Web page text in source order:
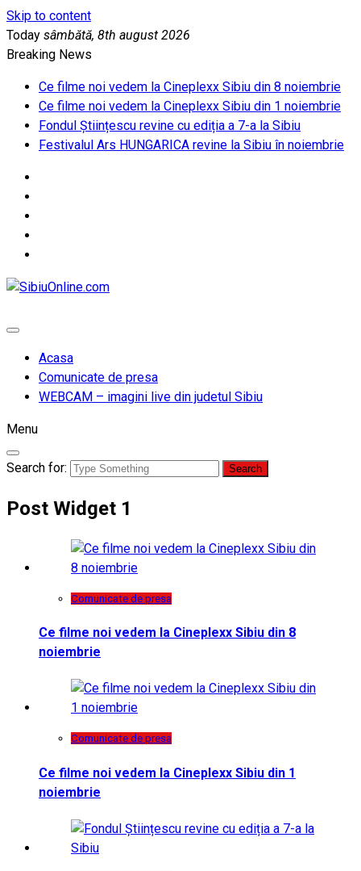
Skip to content
Today sâmbătă, 8th august 2026
Breaking News
Ce filme noi vedem la Cineplexx Sibiu din 8 noiembrie
Ce filme noi vedem la Cineplexx Sibiu din 1 noiembrie
Fondul Științescu revine cu ediția a 7-a la Sibiu
Festivalul Ars HUNGARICA revine la Sibiu în noiembrie
Acasa
Comunicate de presa
WEBCAM – imagini live din judetul Sibiu
Menu
Search for:
Post Widget 1
Comunicate de presa
Ce filme noi vedem la Cineplexx Sibiu din 8
noiembrie
Comunicate de presa
Ce filme noi vedem la Cineplexx Sibiu din 1
noiembrie